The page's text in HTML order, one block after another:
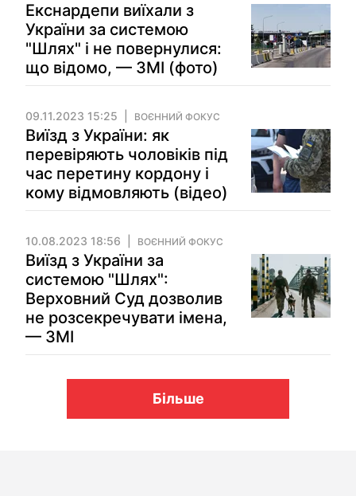
Екснардепи виїхали з
України за системою
"Шлях" і не повернулися:
що відомо, — ЗМІ (фото)
09.11.2023 15:25 ВОЄННИЙ ФОКУС
Виїзд з України: як
перевіряють чоловіків під
час перетину кордону і
кому відмовляють (відео)
10.08.2023 18:56 ВОЄННИЙ ФОКУС
Виїзд з України за
системою "Шлях":
Верховний Суд дозволив
не розсекречувати імена,
— ЗМІ
Більше